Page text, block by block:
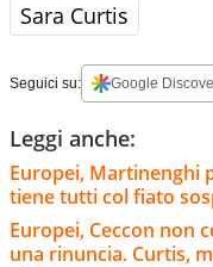
Sara Curtis
Seguici su: Google
Leggi anche:
Europei, Martinenghi
tiene tutti col fiato
Europei, Ceccon non
una rinuncia. Curtis,